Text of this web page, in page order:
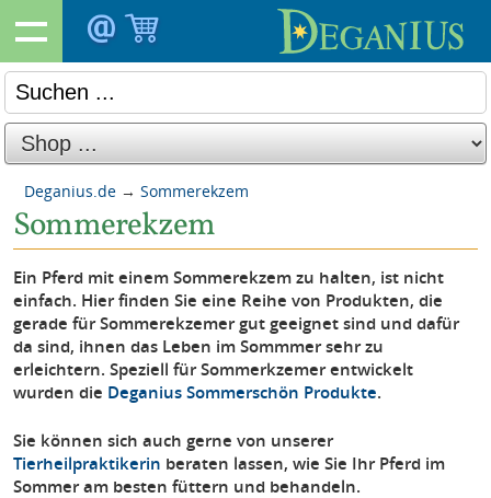
Deganius.de → Sommerekzem
Sommerekzem
Ein Pferd mit einem Sommerekzem zu halten, ist nicht
einfach. Hier finden Sie eine Reihe von Produkten, die
gerade für Sommerekzemer gut geeignet sind und dafür
da sind, ihnen das Leben im Sommmer sehr zu
erleichtern. Speziell für Sommerkzemer entwickelt
wurden die Deganius Sommerschön Produkte.
Sie können sich auch gerne von unserer
Tierheilpraktikerin beraten lassen, wie Sie Ihr Pferd im
Sommer am besten füttern und behandeln.